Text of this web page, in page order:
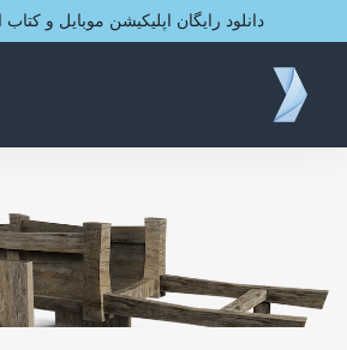
دانلود رایگان اپلیکیشن موبایل و کتاب